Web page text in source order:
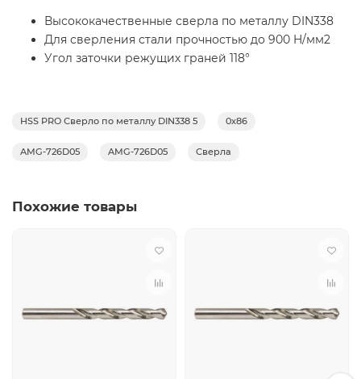
Высококачественные сверла по металлу DIN338
Для сверления стали прочностью до 900 H/мм2
Угол заточки режущих граней 118°
HSS PRO Сверло по металлу DIN338 5 0х86
AMG-726D05 AMG-726D05 Сверла
Похожие товары